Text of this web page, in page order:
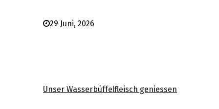
29 Juni, 2026
Unser Wasserbüffelfleisch geniessen